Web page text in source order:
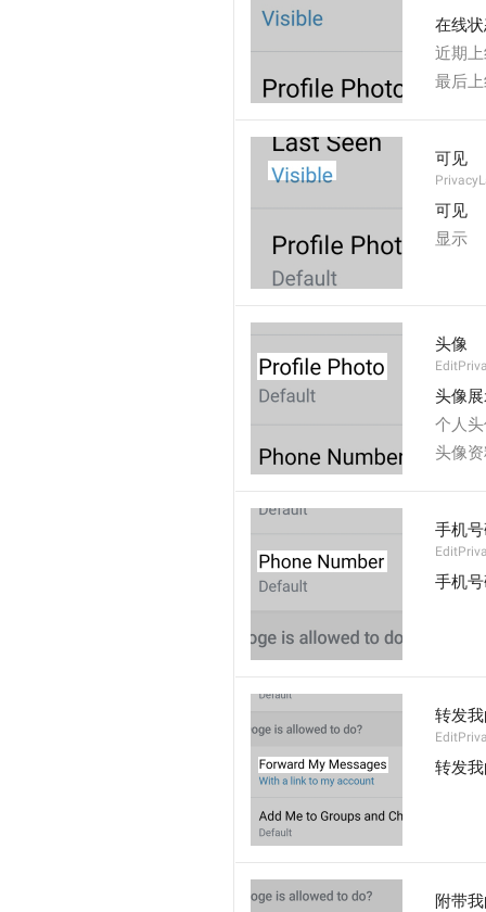
在线
近期
最后
可见
可见
显示
头像
头像
个人
头像
手机
手机
转发
转发
附带